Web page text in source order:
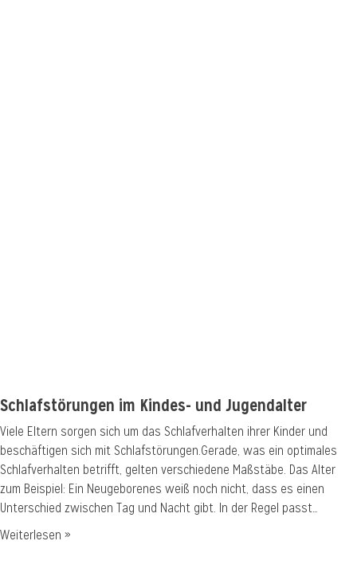
Schlafstörungen im Kindes- und Jugendalter
Viele Eltern sorgen sich um das Schlafverhalten ihrer Kinder und
beschäftigen sich mit Schlafstörungen.Gerade, was ein optimales
Schlafverhalten betrifft, gelten verschiedene Maßstäbe. Das Alter
zum Beispiel: Ein Neugeborenes weiß noch nicht, dass es einen
Unterschied zwischen Tag und Nacht gibt. In der Regel passt…
Weiterlesen »